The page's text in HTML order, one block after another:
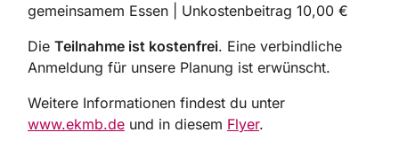
gemeinsamem Essen | Unkostenbeitrag 10,00 €
Die Teilnahme ist kostenfrei. Eine verbindliche
Anmeldung für unsere Planung ist erwünscht.
Weitere Informationen findest du unter
www.ekmb.de und in diesem Flyer.